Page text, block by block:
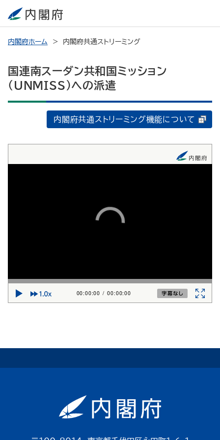
内閣府ホーム 内閣府共通ストリーミング
国連南スーダン共和国ミッション
（UNMISS）への派遣
内閣府共通ストリーミング機能について
00:00:00 / 00:00:00